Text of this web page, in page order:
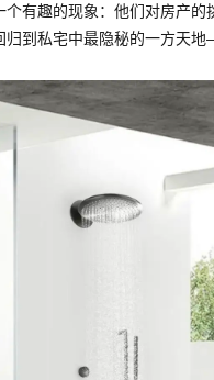
个有趣的现象：他们对房产的
归到私宅中最隐秘的一方天